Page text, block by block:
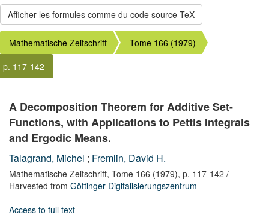
Mathematische Zeitschrift
Tome 166 (1979)
p. 117-142
A Decomposition Theorem for Additive Set-
Functions, with Applications to Pettis Integrals
and Ergodic Means.
Talagrand, Michel ; Fremlin, David H.
Mathematische Zeitschrift, Tome 166 (1979), p. 117-142 /
Harvested from Göttinger Digitalisierungszentrum
Access to full text